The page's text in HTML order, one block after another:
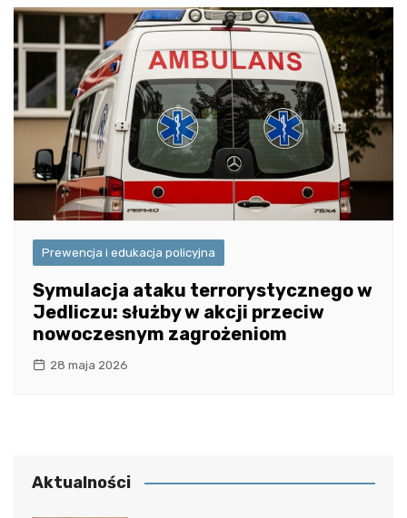
Prewencja i edukacja policyjna
Symulacja ataku terrorystycznego w
Jedliczu: służby w akcji przeciw
nowoczesnym zagrożeniom
28 maja 2026
Aktualności